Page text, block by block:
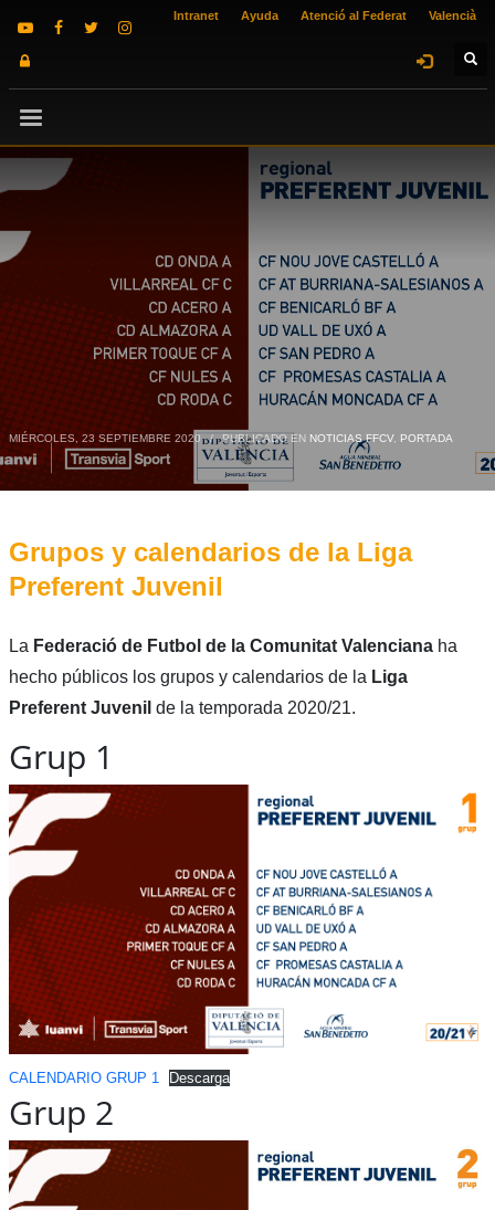
Intranet Ayuda Atenció al Federat Valencià
MIÉRCOLES, 23 SEPTIEMBRE 2020 / PUBLICADO EN NOTICIAS FFCV, PORTADA
Grupos y calendarios de la Liga
Preferent Juvenil
La Federació de Futbol de la Comunitat Valencianaha
hecho públicos los grupos y calendarios de la Liga
Preferent Juvenil de la temporada 2020/21.
Grup 1
CALENDARIO GRUP 1 Descarga
Grup 2